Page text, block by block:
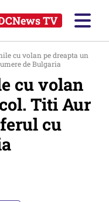
TV
cu volan pe dreapta un
de Bulgaria
cu volan
Titi Aur
cu